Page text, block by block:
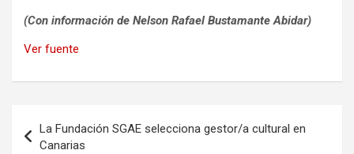
(Con información de Nelson Rafael Bustamante Abidar)
Ver fuente
de
La Fundación SGAE selecciona gestor/a cultural en
Canarias